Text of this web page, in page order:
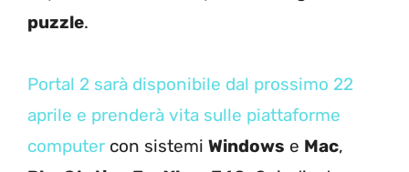
puzzle.
Portal 2 sarà disponibile dal prossimo 22
aprile e prenderà vita sulle piattaforme
computer con sistemi Windows e Mac,